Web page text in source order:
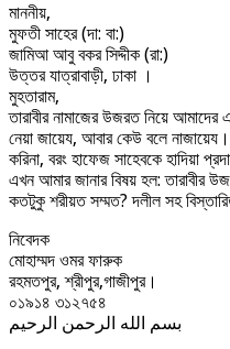
মাননীয়,
মুফতী সাহের (দা: বা:)
জামিআ আবু বকর সিদ্দীক (রা:)
উত্তর যাত্রাবাড়ী, ঢাকা ।
মুহতারাম,
তারাবীর নামাজের উজরত নিয়ে
নেয়া জায়েয, আবার কেউ বলে
করিনা, বরং হাফেজ সাহেবকে হাদিয়া
এখন আমার জানার বিষয় হল: তারাবীর
কতটুকু শরীয়ত সম্মত? দলীল সহ
নিবেদক
মোহাম্মদ ওমর ফারুক
রহমতপুর, শ্রীপুর,গাজীপুর।
০১৯১৪ ৩১২৭৫৪
بسم الله الرحمن الرحيم